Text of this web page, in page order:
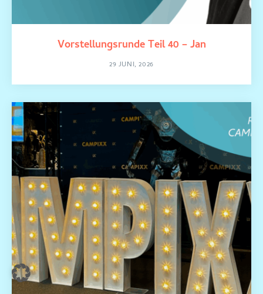
Vorstellungsrunde Teil 40 – Jan
29 JUNI, 2026